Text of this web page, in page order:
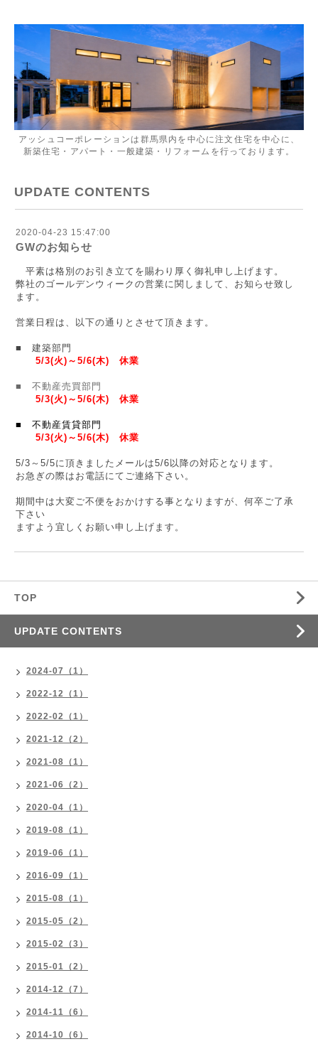
アッシュコーポレーションは群馬県内を中心に注文住宅を中心に、
新築住宅・アパート・一般建築・リフォームを行っております。
UPDATE CONTENTS
2020-04-23 15:47:00
GWのお知らせ
平素は格別のお引き立てを賜わり厚く御礼申し上げます。
弊社のゴールデンウィークの営業に関しまして、お知らせ致し
ます。
営業日程は、以下の通りとさせて頂きます。
■ 建築部門
5/3(火)～5/6(木) 休業
■ 不動産売買部門
5/3(火)～5/6(木) 休業
■ 不動産賃貸部門
5/3(火)～5/6(木) 休業
5/3～5/5に頂きましたメールは5/6以降の対応となります。
お急ぎの際はお電話にてご連絡下さい。
期間中は大変ご不便をおかけする事となりますが、何卒ご了承
下さい
ますよう宜しくお願い申し上げます。
TOP
UPDATE CONTENTS
2024-07（1）
2022-12（1）
2022-02（1）
2021-12（2）
2021-08（1）
2021-06（2）
2020-04（1）
2019-08（1）
2019-06（1）
2016-09（1）
2015-08（1）
2015-05（2）
2015-02（3）
2015-01（2）
2014-12（7）
2014-11（6）
2014-10（6）